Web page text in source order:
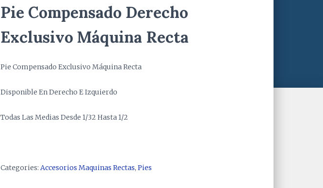
Pie Compensado Derecho
Exclusivo Máquina Recta
Pie Compensado Exclusivo Máquina Recta
Disponible En Derecho E Izquierdo
Todas Las Medias Desde 1/32 Hasta 1/2
Categories: Accesorios Maquinas Rectas, Pies